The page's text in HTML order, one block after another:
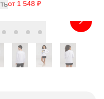
от 1 548 ₽